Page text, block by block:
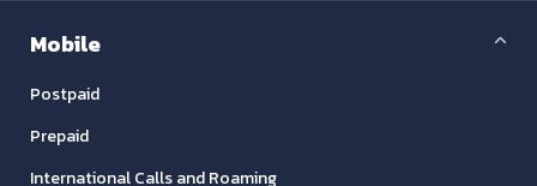
Mobile
Postpaid
Prepaid
International Calls and Roaming